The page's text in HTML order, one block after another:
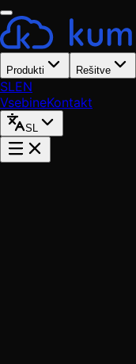
Produkti Rešitve
SLEN
VsebineKontakt
SL